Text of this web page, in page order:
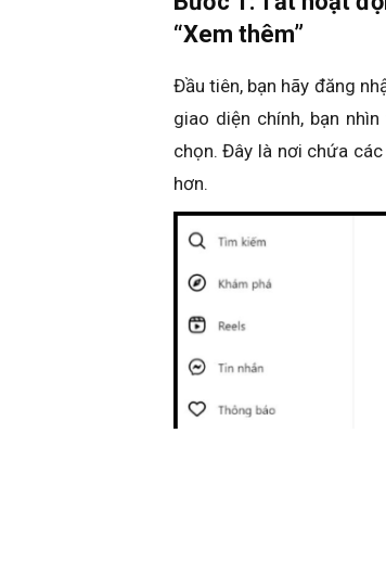
“Xem thêm”
Đầu tiên, bạn hãy đăng
giao diện chính, bạn
chọn. Đây là nơi chứa
hơn.